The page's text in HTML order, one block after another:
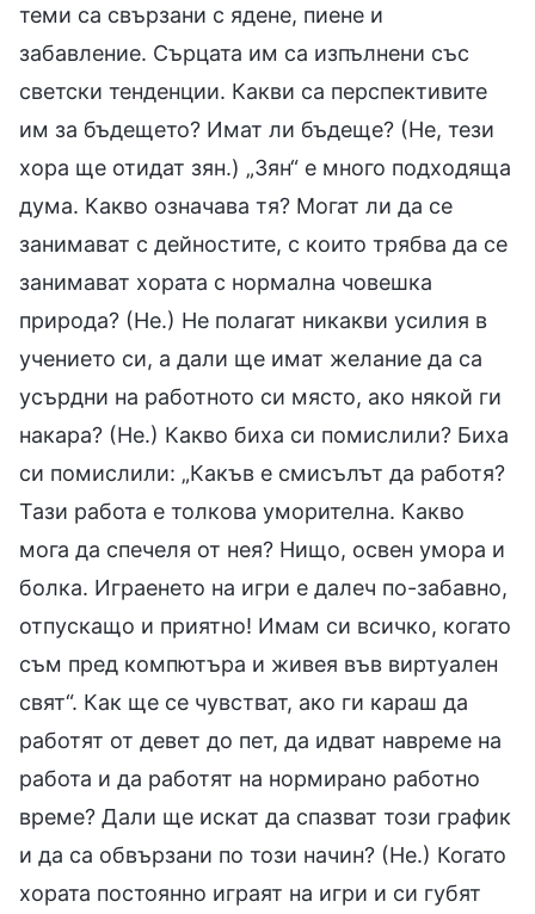
теми са свързани с ядене, пиене и
забавление. Сърцата им са изпълнени със
светски тенденции. Какви са перспективите
им за бъдещето? Имат ли бъдеще? (Не, тези
хора ще отидат зян.) „Зян“ е много подходяща
дума. Какво означава тя? Могат ли да се
занимават с дейностите, с които трябва да се
занимават хората с нормална човешка
природа? (Не.) Не полагат никакви усилия в
учението си, а дали ще имат желание да са
усърдни на работното си място, ако някой ги
накара? (Не.) Какво биха си помислили? Биха
си помислили: „Какъв е смисълът да работя?
Тази работа е толкова уморителна. Какво
мога да спечеля от нея? Нищо, освен умора и
болка. Играенето на игри е далеч по-забавно,
отпускащо и приятно! Имам си всичко, когато
съм пред компютъра и живея във виртуален
свят“. Как ще се чувстват, ако ги караш да
работят от девет до пет, да идват навреме на
работа и да работят на нормирано работно
време? Дали ще искат да спазват този график
и да са обвързани по този начин? (Не.) Когато
хората постоянно играят на игри и си губят